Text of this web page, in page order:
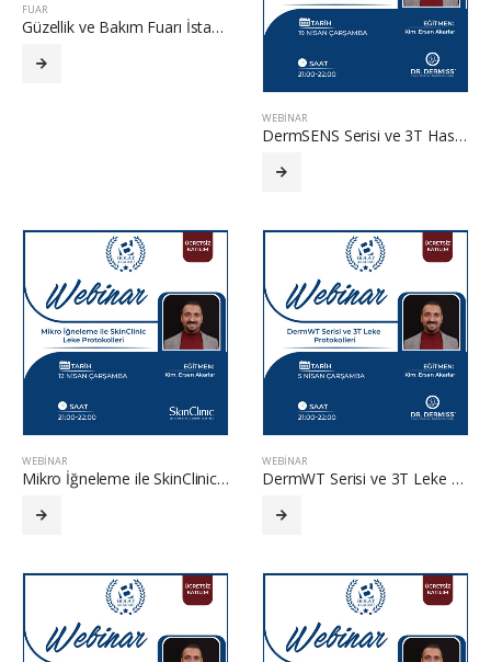
FUAR
Güzellik ve Bakım Fuarı İstanbul 2023
WEBINAR
DermSENS Serisi ve 3T Hassas Cilt Protokolleri
WEBINAR
Mikro İğneleme ile SkinClinic Leke Protokolleri
WEBINAR
DermWT Serisi ve 3T Leke Protokolleri